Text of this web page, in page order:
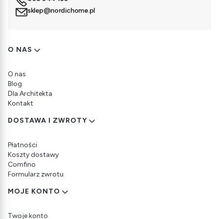
sklep@nordichome.pl
Linki w stopce
O NAS
O nas
Blog
Dla Architekta
Kontakt
DOSTAWA I ZWROTY
Płatności
Koszty dostawy
Comfino
Formularz zwrotu
MOJE KONTO
Twoje konto